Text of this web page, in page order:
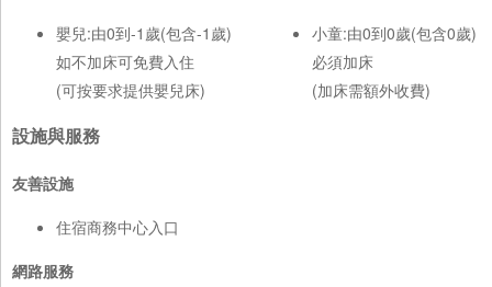
嬰兒:由0到-1歲(包含-1歲)
如不加床可免費入住
(可按要求提供嬰兒床)
小童:由0到0歲(包含0歲)
必須加床
(加床需額外收費)
設施與服務
友善設施
住宿商務中心入口
網路服務